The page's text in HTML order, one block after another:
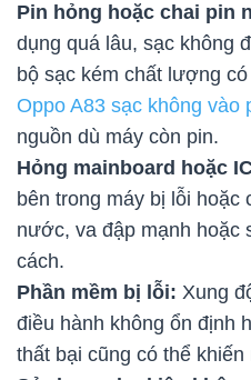
Pin hỏng hoặc chai pin
dụng quá lâu, sạc không
bộ sạc kém chất lượng
Oppo A83 sạc không vào
nguồn dù máy còn pin.
Hỏng mainboard hoặc
bên trong máy bị lỗi hoặc
nước, va đập mạnh hoặc
cách.
Phần mềm bị lỗi: Xung
điều hành không ổn định
thất bại cũng có thể